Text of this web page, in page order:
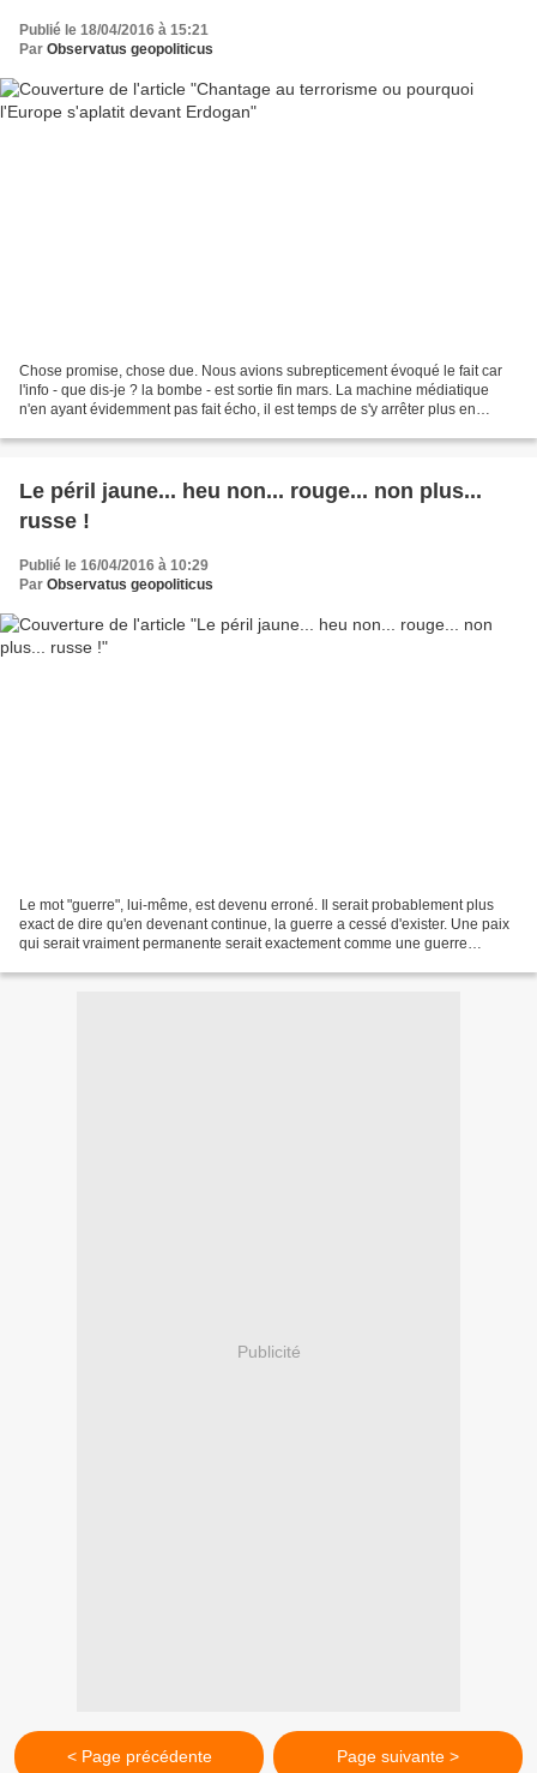
Publié le 18/04/2016 à 15:21
Par Observatus geopoliticus
Chose promise, chose due. Nous avions subrepticement évoqué le fait car
l'info - que dis-je ? la bombe - est sortie fin mars. La machine médiatique
n'en ayant évidemment pas fait écho, il est temps de s'y arrêter plus en
Le péril jaune... heu non... rouge... non plus...
russe !
Publié le 16/04/2016 à 10:29
Par Observatus geopoliticus
Le mot "guerre", lui-même, est devenu erroné. Il serait probablement plus
exact de dire qu'en devenant continue, la guerre a cessé d'exister. Une paix
qui serait vraiment permanente serait exactement comme une guerre
Publicité
< Page précédente Page suivante >